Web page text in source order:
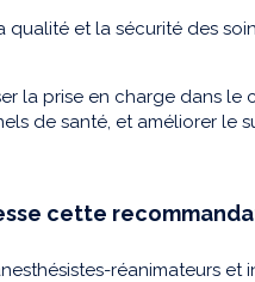
qualité et la sécurité des
la prise en charge dans
de santé, et améliorer le
cette
réanimateurs et